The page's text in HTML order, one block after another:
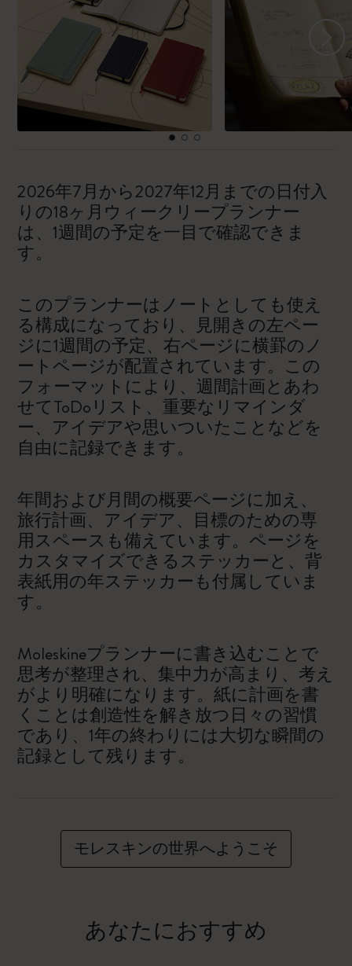
2026年7月から2027年12月までの日付入
りの18ヶ月ウィークリープランナー
は、1週間の予定を一目で確認できま
す。
このプランナーはノートとしても使え
る構成になっており、見開きの左ペー
ジに1週間の予定、右ページに横罫のノ
ートページが配置されています。この
フォーマットにより、週間計画とあわ
せてToDoリスト、重要なリマインダ
ー、アイデアや思いついたことなどを
自由に記録できます。
年間および月間の概要ページに加え、
旅行計画、アイデア、目標のための専
用スペースも備えています。ページを
カスタマイズできるステッカーと、背
表紙用の年ステッカーも付属していま
す。
Moleskineプランナーに書き込むことで
思考が整理され、集中力が高まり、考え
がより明確になります。紙に計画を書
くことは創造性を解き放つ日々の習慣
であり、1年の終わりには大切な瞬間の
記録として残ります。
モレスキンの世界へようこそ
あなたにおすすめ